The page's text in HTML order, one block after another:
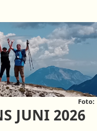
Foto:
JUNI 2026